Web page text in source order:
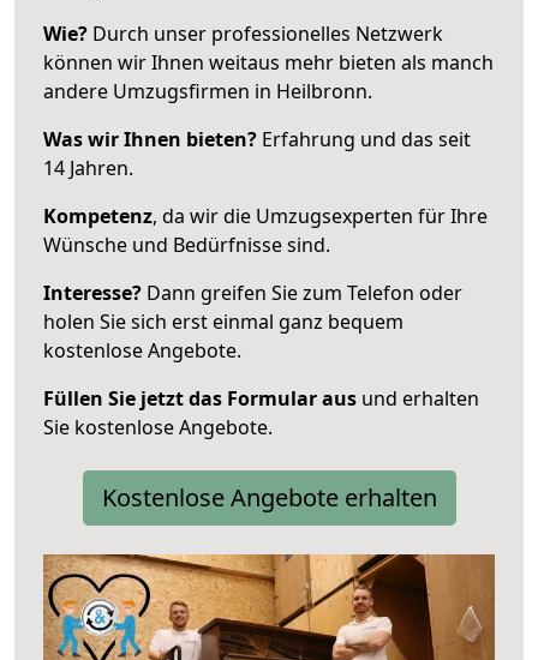
Wie? Durch unser professionelles Netzwerk
können wir Ihnen weitaus mehr bieten als manch
andere Umzugsfirmen in Heilbronn.
Was wir Ihnen bieten? Erfahrung und das seit
14 Jahren.
Kompetenz, da wir die Umzugsexperten für Ihre
Wünsche und Bedürfnisse sind.
Interesse? Dann greifen Sie zum Telefon oder
holen Sie sich erst einmal ganz bequem
kostenlose Angebote.
Füllen Sie jetzt das Formular aus und erhalten
Sie kostenlose Angebote.
Kostenlose Angebote erhalten